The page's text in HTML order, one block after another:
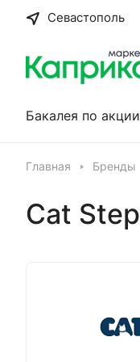
Севастополь
Бакалея по акции
Главная Бренды
Cat Step